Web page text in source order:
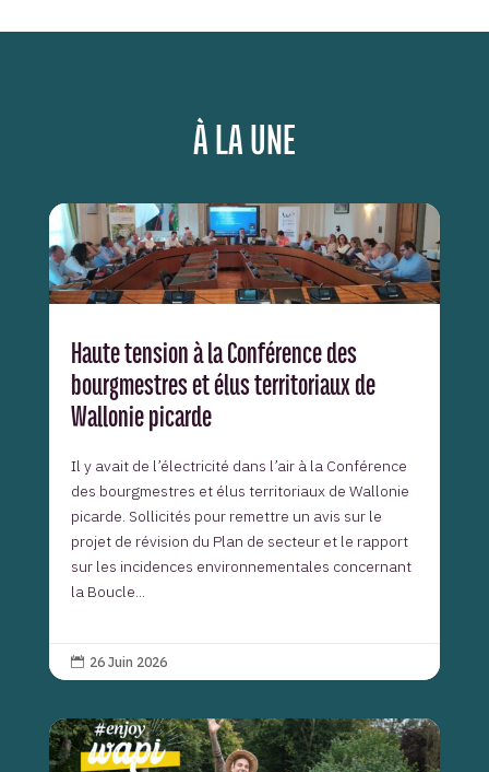
À LA UNE
Haute tension à la Conférence des
bourgmestres et élus territoriaux de
Wallonie picarde
Il y avait de l’électricité dans l’air à la Conférence
des bourgmestres et élus territoriaux de Wallonie
picarde. Sollicités pour remettre un avis sur le
projet de révision du Plan de secteur et le rapport
sur les incidences environnementales concernant
la Boucle...
 26 Juin 2026